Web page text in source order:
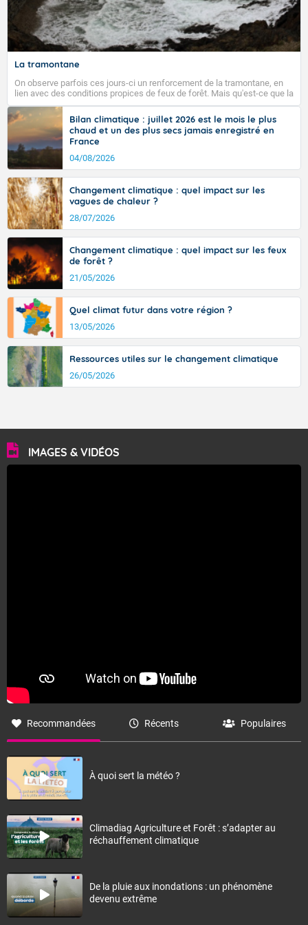
Fermer
La tramontane
On observe parfois ces jours-ci un renforcement de la tramontane, en
lien avec des conditions propices de feux de forêt. Mais qu'est-ce que la
tramontane ? Quelles sont ses caractéristiques ? La tramontane est un
vent turbulent soufflant de secteur nord-ouest à nord, ou ouest à nord-
ouest, dans un secteur qui part du Roussillon à la vallée de l’Aude et à
l’ouest de l’Hérault. L’étymologie de ce vent vient du latin trasmontanus,
signifiant au-delà des monts, en allusion aux régions montagneuses
d’où provient ce vent.
Bilan climatique : juillet 2026 est le mois le plus
chaud et un des plus secs jamais enregistré en
France
04/08/2026
Changement climatique : quel impact sur les
vagues de chaleur ?
28/07/2026
Changement climatique : quel impact sur les feux
de forêt ?
21/05/2026
Quel climat futur dans votre région ?
13/05/2026
Ressources utiles sur le changement climatique
26/05/2026
IMAGES & VIDÉOS
Recommandées Récents Populaires
À quoi sert la météo ?
Climadiag Agriculture et Forêt : s’adapter au
réchauffement climatique
De la pluie aux inondations : un phénomène
devenu extrême